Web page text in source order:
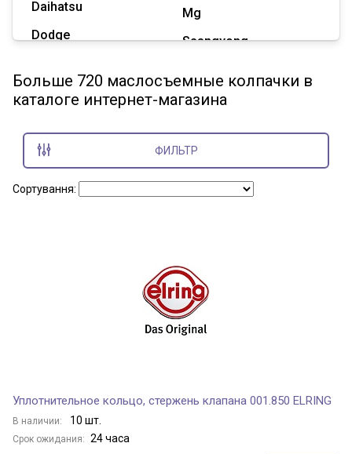
Daihatsu
Dodge
Great Wall
Hummer
Mg
Ssangyong
Tesla
Показать все марки
Больше 720 маслосъемные колпачки в
каталоге интернет-магазина
ФИЛЬТР
Сортування:
Уплотнительное кольцо, стержень клапана 001.850 ELRING
В наличии: 10 шт.
Срок ожидания: 24 часа